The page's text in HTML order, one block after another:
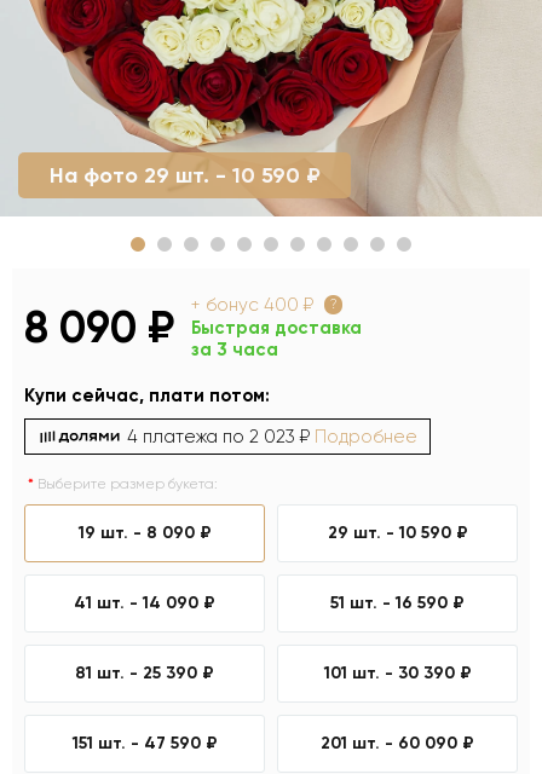
На фото 29 шт. - 10 590 ₽
8 090 ₽ + бонус 400 ₽ ?
Быстрая доставка
за 3 часа
Купи сейчас, плати потом:
4 платежа по 2 023 ₽ Подробнее
Выберите размер букета:
19 шт. - 8 090 ₽ 29 шт. -10 590 ₽
41 шт. -14 090 ₽ 51 шт. -16 590 ₽
81 шт. - 25 390 ₽ 101 шт. - 30 390 ₽
151 шт. - 47 590 ₽ 201 шт. - 60 090 ₽